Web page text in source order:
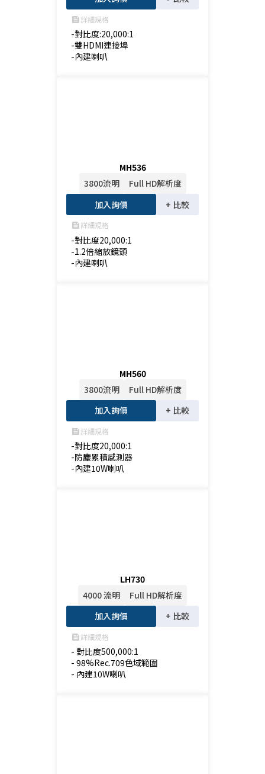
feed詳細規格
-對比度:20,000:1
-雙HDMI連接埠
-內建喇叭
MH536
3800流明
Full HD解析度
加入詢價
+ 比較
feed詳細規格
-對比度20,000:1
-1.2倍縮放鏡頭
-內建喇叭
MH560
3800流明
Full HD解析度
加入詢價
+ 比較
feed詳細規格
-對比度20,000:1
-防塵累積感測器
-內建10W喇叭
LH730
4000 流明
Full HD解析度
加入詢價
+ 比較
feed詳細規格
- 對比度500,000:1
- 98%Rec.709色域範圍
- 內建10W喇叭